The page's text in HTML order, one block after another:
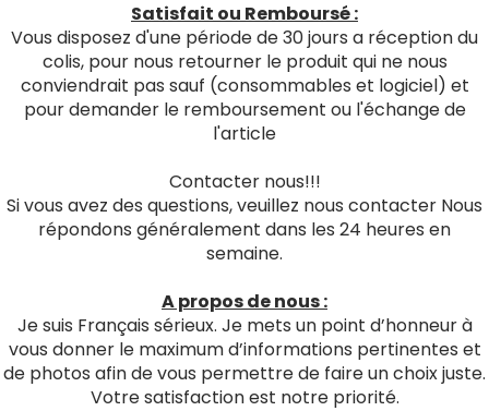
Satisfait ou Remboursé :
Vous disposez d'une période de 30 jours a réception du
colis, pour nous retourner le produit qui ne nous
conviendrait pas sauf (consommables et logiciel) et
pour demander le remboursement ou l'échange de
l'article
Contacter nous!!!
Si vous avez des questions, veuillez nous contacter Nous
répondons généralement dans les 24 heures en
semaine.
A propos de nous :
Je suis Français sérieux. Je mets un point d’honneur à
vous donner le maximum d’informations pertinentes et
de photos afin de vous permettre de faire un choix juste.
Votre satisfaction est notre priorité.